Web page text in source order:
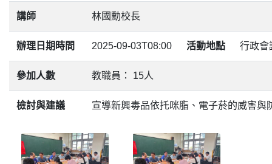
講師 林國勳校長
辦理日期時間 2025-09-03T08:00 活動地點 行政會
參加人數 教職員： 15人
檢討與建議 宣導新興毒品依托咪脂、電子菸的威害與